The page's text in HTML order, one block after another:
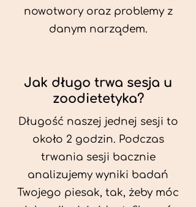
nowotwory oraz problemy z
danym narządem.
Jak długo trwa sesja u
zoodietetyka?
Długość naszej jednej sesji to
około 2 godzin. Podczas
trwania sesji bacznie
analizujemy wyniki badań
Twojego piesak, tak, żeby móc